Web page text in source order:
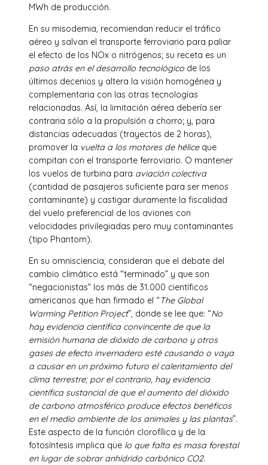
MWh de producción.
En su misodemia, recomiendan reducir el tráfico
aéreo y salvan el transporte ferroviario para paliar
el efecto de los NOx o nitrógenos; su receta es un
paso atrás en el desarrollo tecnológico de los
últimos decenios y altera la visión homogénea y
complementaria con las otras tecnologías
relacionadas. Así, la limitación aérea debería ser
contraria sólo a la propulsión a chorro; y, para
distancias adecuadas (trayectos de 2 horas),
promover la vuelta a los motores de héliceque
compitan con el transporte ferroviario. O mantener
los vuelos de turbina para aviación colectiva
(cantidad de pasajeros suficiente para ser menos
contaminante) y castigar duramente la fiscalidad
del vuelo preferencial de los aviones con
velocidades privilegiadas pero muy contaminantes
(tipo Phantom).
En su omnisciencia, consideran que el debate del
cambio climático está “terminado” y que son
“negacionistas” los más de 31.000 científicos
americanos que han firmado el “The Global
Warming Petition Project”, donde se lee que: “No
hay evidencia científica convincente de que la
emisión humana de dióxido de carbono y otros
gases de efecto invernadero esté causando o vaya
a causar en un próximo futuro el calentamiento del
clima terrestre; por el contrario, hay evidencia
científica sustancial de que el aumento del dióxido
de carbono atmosférico produce efectos benéficos
en el medio ambiente de los animales y las plantas”.
Este aspecto de la función clorofílica y de la
fotosíntesis implica que lo que falta es masa forestal
en lugar de sobrar anhídrido carbónico CO2.